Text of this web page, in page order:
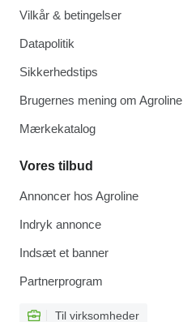
Vilkår & betingelser
Datapolitik
Sikkerhedstips
Brugernes mening om Agroline
Mærkekatalog
Vores tilbud
Annoncer hos Agroline
Indryk annonce
Indsæt et banner
Partnerprogram
Til virksomheder